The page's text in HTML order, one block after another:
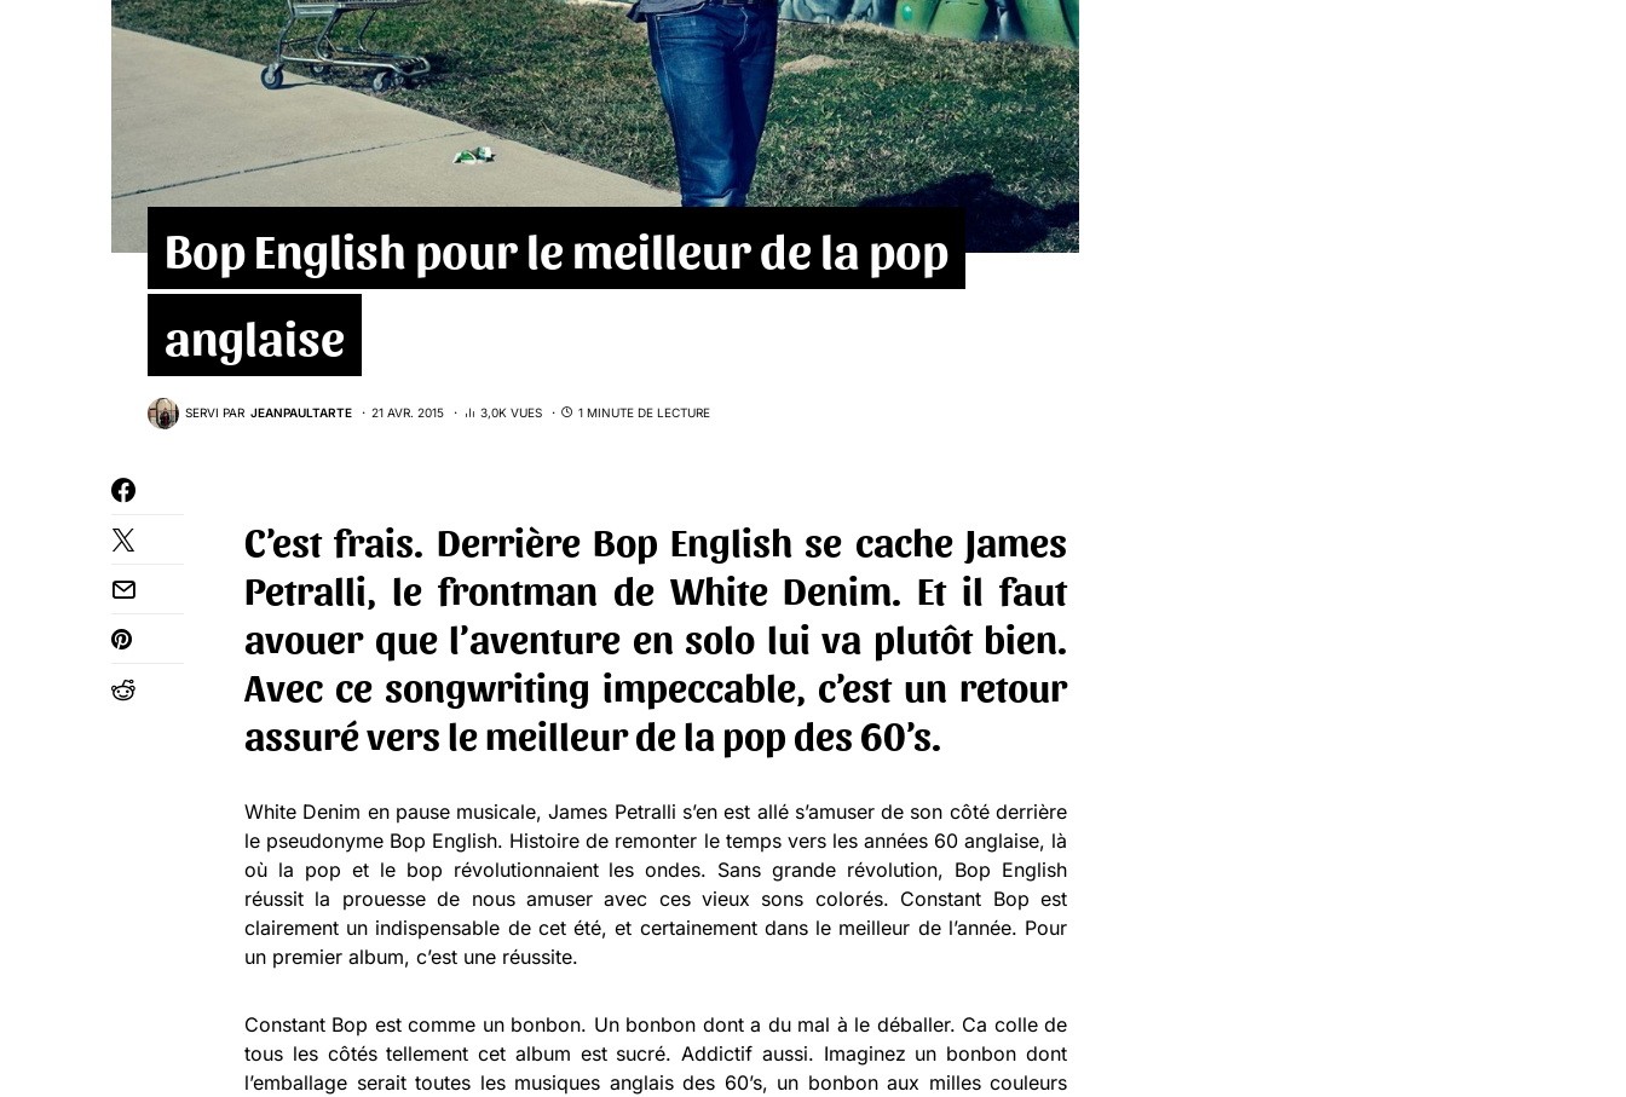
Bop English pour le meilleur de la pop
anglaise
SERVI PAR JEANPAULTARTE 21 AVR. 2015 3,0K VUES 1 MINUTE DE LECTURE
C’est frais. Derrière Bop English se cache James
Petralli, le frontman de White Denim. Et il faut
avouer que l’aventure en solo lui va plutôt bien.
Avec ce songwriting impeccable, c’est un retour
assuré vers le meilleur de la pop des 60’s.
White Denim en pause musicale, James Petralli s’en est allé s’amuser de son côté derrière
le pseudonyme Bop English. Histoire de remonter le temps vers les années 60 anglaise, là
où la pop et le bop révolutionnaient les ondes. Sans grande révolution, Bop English
réussit la prouesse de nous amuser avec ces vieux sons colorés. Constant Bop est
clairement un indispensable de cet été, et certainement dans le meilleur de l’année. Pour
un premier album, c’est une réussite.
Constant Bop est comme un bonbon. Un bonbon dont a du mal à le déballer. Ca colle de
tous les côtés tellement cet album est sucré. Addictif aussi. Imaginez un bonbon dont
l’emballage serait toutes les musiques anglais des 60’s, un bonbon aux milles couleurs